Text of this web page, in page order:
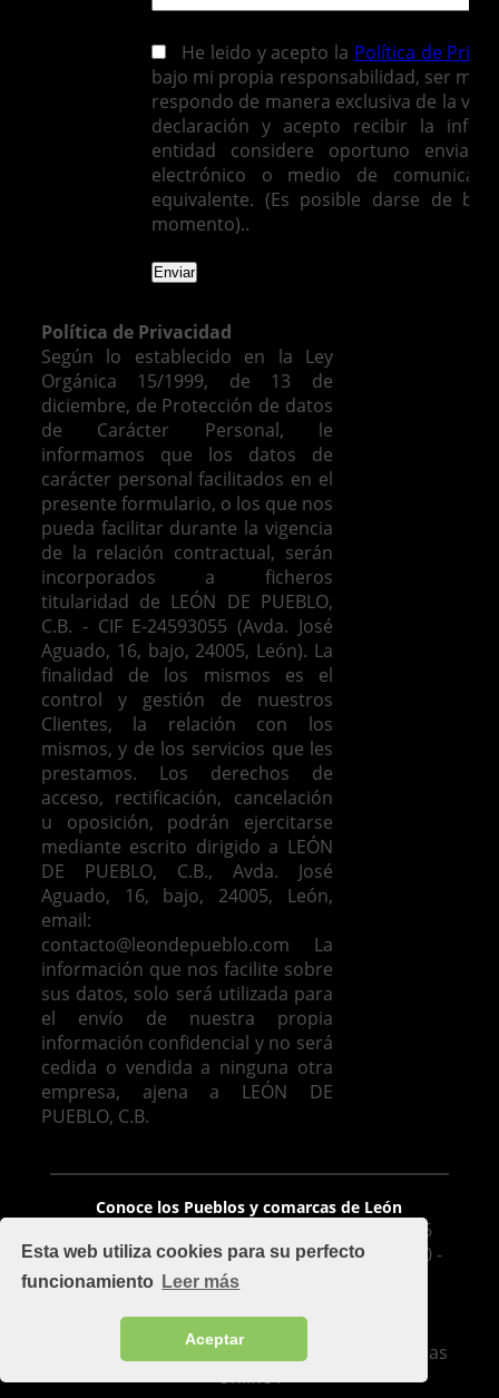
Esta web utiliza cookies para su perfecto
funcionamiento Leer más
Aceptar
He leido y acepto la Política de
bajo mi propia responsabilidad, ser
respondo de manera exclusiva de la
declaración y acepto recibir la
entidad considere oportuno
electrónico o medio de
equivalente. (Es posible darse de
momento)..
Política de Privacidad
Según lo establecido en la Ley
Orgánica 15/1999, de 13 de
diciembre, de Protección de datos
de Carácter Personal, le
informamos que los datos de
carácter personal facilitados en el
presente formulario, o los que nos
pueda facilitar durante la vigencia
de la relación contractual, serán
incorporados a ficheros
titularidad de LEÓN DE PUEBLO,
C.B. - CIF E-24593055 (Avda. José
Aguado, 16, bajo, 24005, León). La
finalidad de los mismos es el
control y gestión de nuestros
Clientes, la relación con los
mismos, y de los servicios que les
prestamos.
Los derechos de
acceso, rectificación, cancelación
u oposición, podrán ejercitarse
mediante escrito dirigido a LEÓN
DE PUEBLO, C.B., Avda. José
Aguado, 16, bajo, 24005, León,
email:
contacto@leondepueblo.com
La
información que nos facilite sobre
sus datos, solo será utilizada para
el envío de nuestra propia
información confidencial y no será
cedida o vendida a ninguna otra
empresa, ajena a LEÓN DE
PUEBLO, C.B.
Conoce los Pueblos y comarcas de León
León De Pueblo, C.B. - Avda. José Aguado 16
Bajo, 24005, León - mapa - Móvil: 626 425 510 -
Oficina: 987 100 977 - Fax 987 209 283
Implementado por
Cuadruple.com
Soluciones de diseño de páginas web y Tiendas
Online .